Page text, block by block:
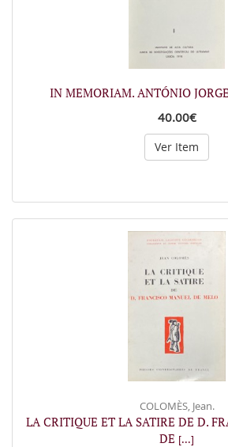
IN MEMORIAM. ANTÓNIO
40.00€
Ver Item
COLOMÈS, Jean.
LA CRITIQUE ET LA SATIRE DE D.
DE [...]